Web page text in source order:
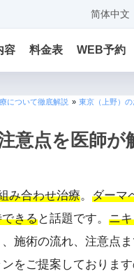
简体中文
容 料金表 WEB予約
について徹底解説 » 東京（上野）
意点を医師が
み合わせ治療。 ダーマ
きると話題です。 ニ
施術の流れ、注意点
をご提案しておりま